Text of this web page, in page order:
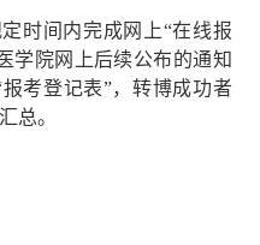
时间内完成网上“在线报
学院网上后续公布的通知
考登记表”，转博成功者
总。